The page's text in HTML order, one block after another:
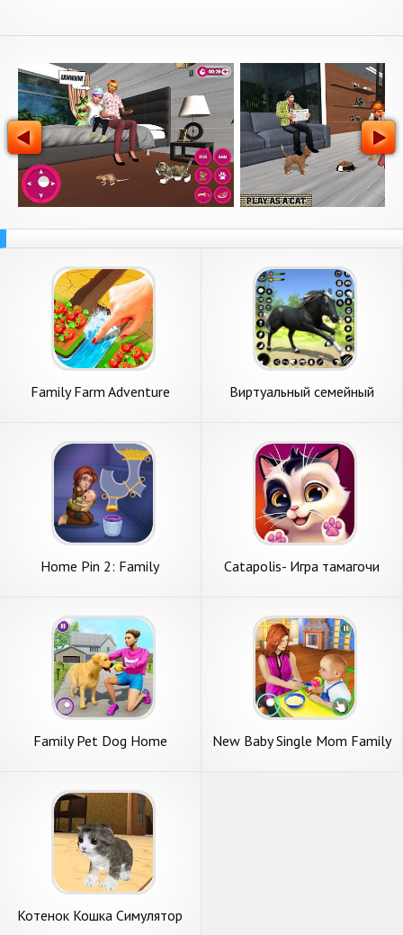
Family Farm Adventure
Виртуальный семейный
Home Pin 2: Family
Сatapolis- Игра тамагочи
Family Pet Dog Home
New Baby Single Mom Family
Котенок Кошка Симулятор